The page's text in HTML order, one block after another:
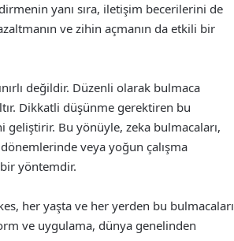
yanı sıra, iletişim becerilerini de
ve zihin açmanın da etkili bir
değildir. Düzenli olarak bulmaca
Dikkatli düşünme gerektiren bu
Bu yönüyle, zeka bulmacaları,
veya yoğun çalışma
yöntemdir.
her yaşta ve her yerden bu bulmacaları
ve uygulama, dünya genelinden